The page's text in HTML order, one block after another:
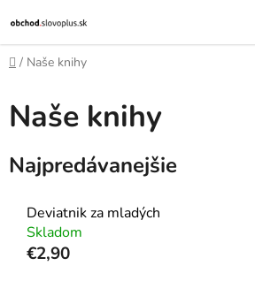
na
obsah
Domov
/ Naše knihy
Naše knihy
Najpredávanejšie
Deviatnik za mladých
Skladom
€2,90